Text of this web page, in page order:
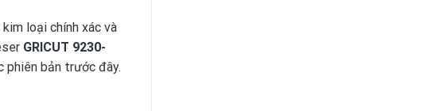
loại chính xác và
GRICUT 9230-
phiên bản trước đây.